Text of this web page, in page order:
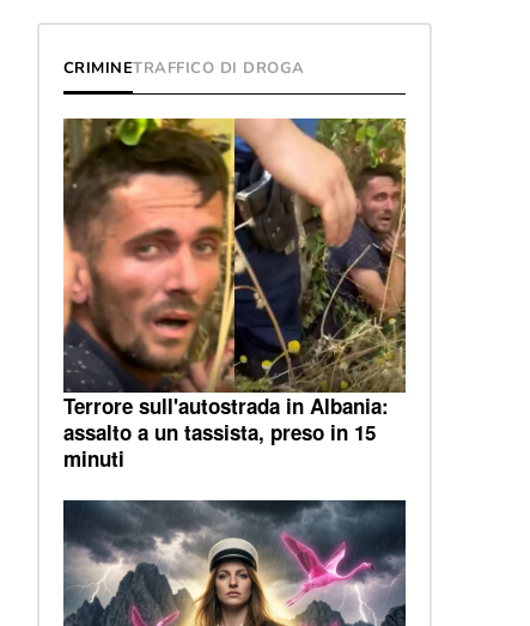
CRIMINETRAFFICO DI DROGA
Terrore sull'autostrada in Albania:
assalto a un tassista, preso in 15
minuti